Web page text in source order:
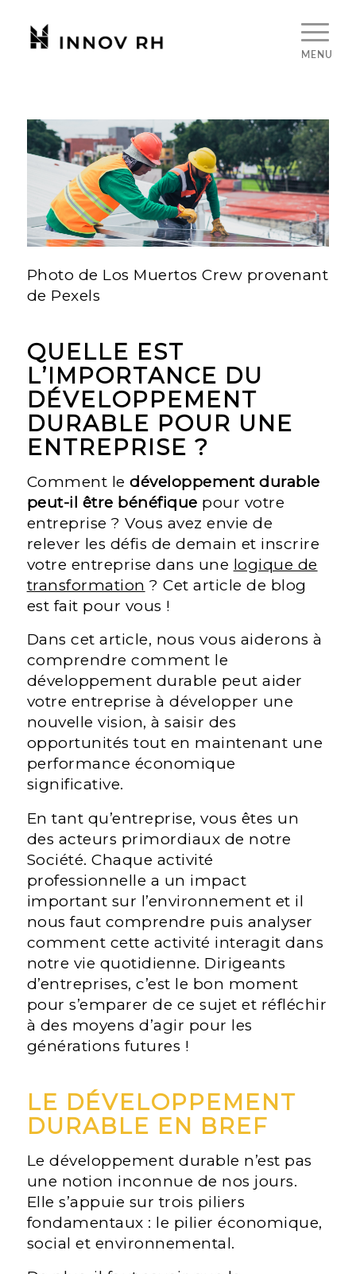
Photo de Los Muertos Crew provenant
de Pexels
QUELLE EST
L’IMPORTANCE DU
DÉVELOPPEMENT
DURABLE POUR UNE
ENTREPRISE ?
Comment ledéveloppement durable
peut-il être bénéfique pour votre
entreprise ? Vous avez envie de
relever les défis de demain et inscrire
votre entreprise dans une logique de
transformation ? Cet article de blog
est fait pour vous !
Dans cet article, nous vous aiderons à
comprendre comment le
développement durable peut aider
votre entreprise à développer une
nouvelle vision, à saisir des
opportunités tout en maintenant une
performance économique
significative.
En tant qu’entreprise, vous êtes un
des acteurs primordiaux de notre
Société. Chaque activité
professionnelle a un impact
important sur l’environnement et il
nous faut comprendre puis analyser
comment cette activité interagit dans
notre vie quotidienne. Dirigeants
d’entreprises, c’est le bon moment
pour s’emparer de ce sujet et réfléchir
à des moyens d’agir pour les
générations futures !
LE DÉVELOPPEMENT
DURABLE EN BREF
Le développement durable n’est pas
une notion inconnue de nos jours.
Elle s’appuie sur trois piliers
fondamentaux : le pilier économique,
social et environnemental.